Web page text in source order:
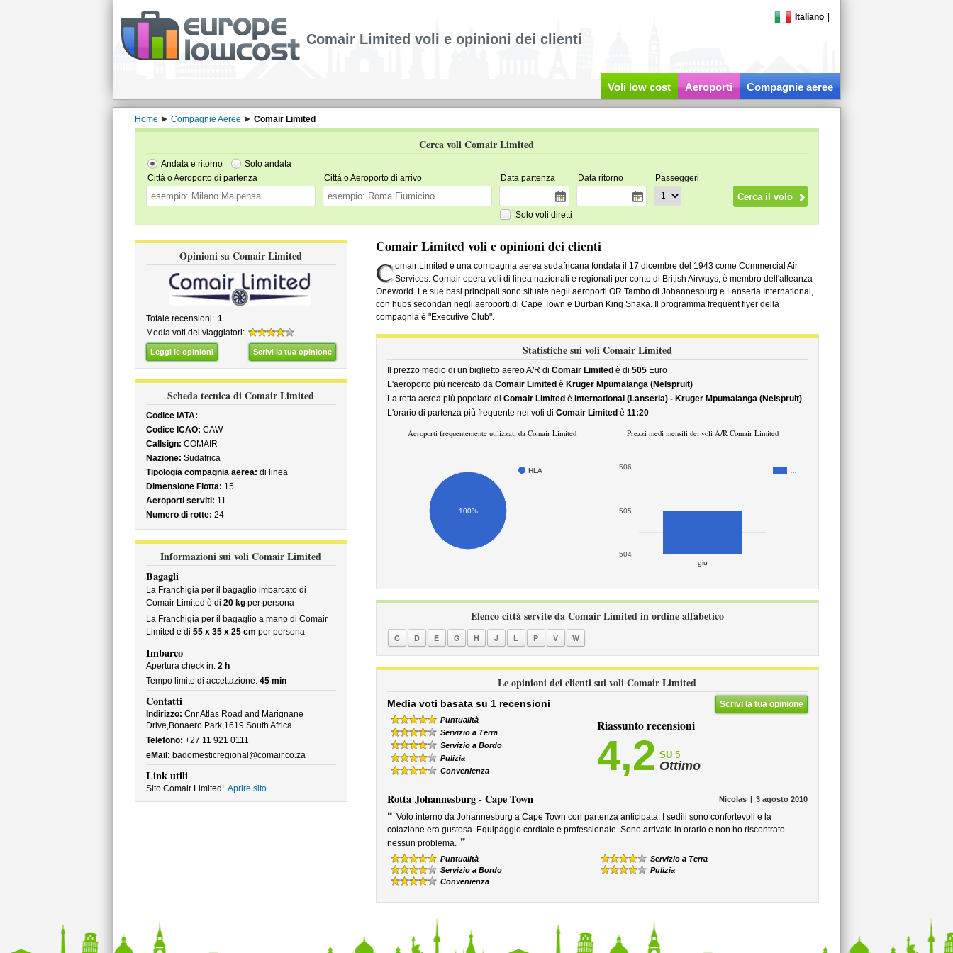
Italiano
Comair Limited voli e opinioni dei clienti
Voli low cost Aeroporti Compagnie aeree
Home Compagnie Aeree Comair Limited
Cerca voli Comair Limited
Andata e ritorno
Solo andata
Città o Aeroporto di partenza
Città o Aeroporto di arrivo Data partenza Data ritorno Passeggeri
Solo voli diretti
Opinioni su Comair Limited
Totale recensioni: 1
Media voti dei viaggiatori:
Leggi le opinioni Scrivi la tua opinione
Scheda tecnica di Comair Limited
Codice IATA: --
Codice ICAO: CAW
Callsign: COMAIR
Nazione: Sudafrica
Tipologia compagnia aerea: di linea
Dimensione Flotta: 15
Aeroporti serviti: 11
Numero di rotte: 24
Informazioni sui voli Comair Limited
Bagagli
La Franchigia per il bagaglio imbarcato di
Comair Limited è di 20 kgper persona
La Franchigia per il bagaglio a mano di Comair
Limited è di 55 x 35 x 25 cm per persona
Imbarco
Apertura check in: 2 h
Tempo limite di accettazione: 45 min
Contatti
Indirizzo: Cnr Atlas Road and Marignane
Drive,Bonaero Park,1619 South Africa
Telefono: +27 11 921 0111
eMail: badomesticregional@comair.co.za
Link utili
Sito Comair Limited: Aprire sito
Comair Limited voli e opinioni dei clienti
C omair Limited è una compagnia aerea sudafricana fondata il 17 dicembre del 1943 come Commercial Air
Services. Comair opera voli di linea nazionali e regionali per conto di British Airways, è membro dell'alleanza
Oneworld. Le sue basi principali sono situate negli aeroporti OR Tambo di Johannesburg e Lanseria International,
con hubs secondari negli aeroporti di Cape Town e Durban King Shaka. Il programma frequent flyer della
compagnia è "Executive Club".
Statistiche sui voli Comair Limited
Il prezzo medio di un biglietto aereo A/R di Comair Limited è di 505Euro
L'aeroporto più ricercato da Comair Limited è Kruger Mpumalanga (Nelspruit)
La rotta aerea più popolare di Comair Limited è International (Lanseria) - Kruger Mpumalanga (Nelspruit)
L'orario di partenza più frequente nei voli di Comair Limited è 11:20
Aeroporti frequentemente utilizzati da Comair Limited
HLA
100%
Prezzi medi mensili dei voli A/R Comair Limited
giu
504
505
506
Elenco città servite da Comair Limited in ordine alfabetico
C D E G H J L P V W
Le opinioni dei clienti sui voli Comair Limited
Scrivi la tua opinione
Media voti basata su 1 recensioni
Puntualità
Servizio a Terra
Servizio a Bordo
Pulizia
Convenienza
Riassunto recensioni
4,2 SU 5
Ottimo
Rotta Johannesburg - Cape Town Nicolas 3 agosto 2010
“ Volo interno da Johannesburg a Cape Town con partenza anticipata. I sedili sono confortevoli e la
colazione era gustosa. Equipaggio cordiale e professionale. Sono arrivato in orario e non ho riscontrato
nessun problema. ”
Puntualità
Servizio a Terra
Servizio a Bordo
Pulizia
Convenienza